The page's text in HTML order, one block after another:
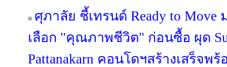
ศุภาลัย ชี้เทรนด์ Ready to
เลือก "คุณภาพชีวิต" ก่อนซื้อ ผุด
Pattanakarn คอนโดฯสร้างเสร็จพ